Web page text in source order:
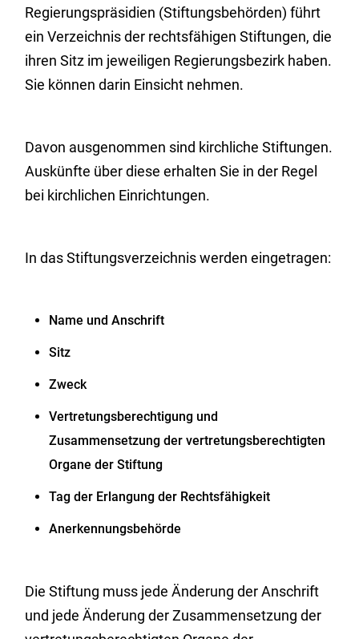
Regierungspräsidien (Stiftungsbehörden) führt
ein Verzeichnis der rechtsfähigen Stiftungen, die
ihren Sitz im jeweiligen Regierungsbezirk haben.
Sie können darin Einsicht nehmen.
Davon ausgenommen sind kirchliche Stiftungen.
Auskünfte über diese erhalten Sie in der Regel
bei kirchlichen Einrichtungen.
In das Stiftungsverzeichnis werden eingetragen:
Name und Anschrift
Sitz
Zweck
Vertretungsberechtigung und
Zusammensetzung der vertretungsberechtigten
Organe der Stiftung
Tag der Erlangung der Rechtsfähigkeit
Anerkennungsbehörde
Die Stiftung muss jede Änderung der Anschrift
und jede Änderung der Zusammensetzung der